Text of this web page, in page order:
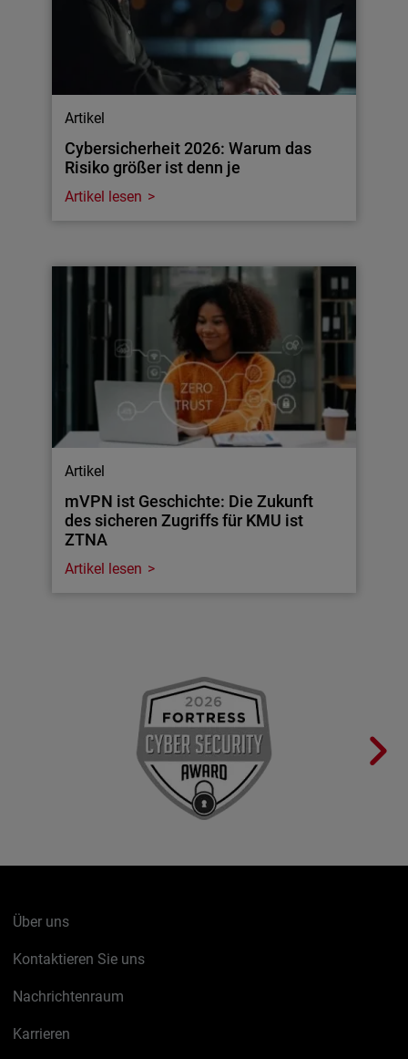
Artikel
Cybersicherheit 2026: Warum das
Risiko größer ist denn je
Artikel lesen
Artikel
mVPN ist Geschichte: Die Zukunft
des sicheren Zugriffs für KMU ist
ZTNA
Artikel lesen
Über uns
Kontaktieren Sie uns
Nachrichtenraum
Karrieren